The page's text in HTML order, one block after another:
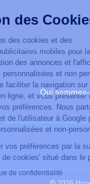
Gestion
Nous utilisons des
identifiants
personnalisation des
de publicités
également de faciliter
expérience en ligne, et
fonction de vos
de publicité et de
publicités
Pour modifier vos
'Préférences de
Lire la politique de
Qui